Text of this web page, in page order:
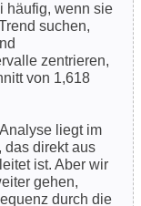
häufig, wenn sie
suchen,
zentrieren,
von 1,618
liegt im
das direkt aus
ist. Aber wir
gehen,
durch die